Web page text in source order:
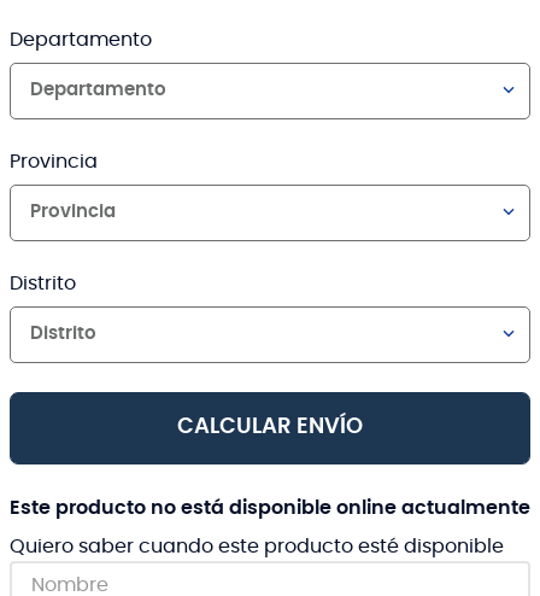
Departamento
Departamento
Provincia
Provincia
Distrito
Distrito
CALCULAR ENVÍO
Este producto no está disponible online actualmente
Quiero saber cuando este producto esté disponible